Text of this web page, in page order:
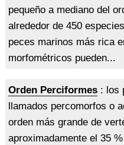
pequeño a mediano del
alrededor de 450
peces marinos más rica
morfométricos pueden...
Orden Perciformes: los
llamados percomorfos o
orden más grande de
aproximadamente el 35